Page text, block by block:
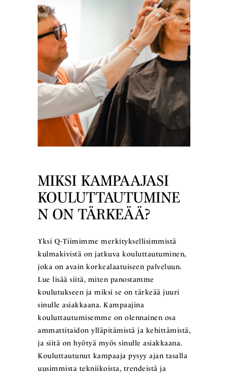
MIKSI KAMPAAJASI
KOULUTTAUTUMINE
N ON TÄRKEÄÄ?
Yksi Q-Tiimimme merkityksellisimmistä
kulmakivistä on jatkuva kouluttautuminen,
joka on avain korkealaatuiseen palveluun.
Lue lisää siitä, miten panostamme
koulutukseen ja miksi se on tärkeää juuri
sinulle asiakkaana. Kampaajina
kouluttautumisemme on olennainen osa
ammattitaidon ylläpitämistä ja kehittämistä,
ja siitä on hyötyä myös sinulle asiakkaana.
Kouluttautunut kampaaja pysyy ajan tasalla
uusimmista tekniikoista, trendeistä ja